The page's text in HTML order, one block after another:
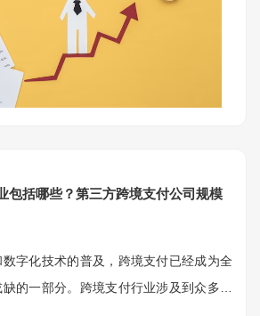
包括哪些？第三方跨境支付公司规模
字化技术的普及，跨境支付已经成为全
的一部分。跨境支付行业涉及到众多行